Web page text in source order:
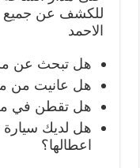
للكشف عن جميع
الاحمد
هل تبحث عن
هل عانيت من
هل تقطن في
هل لديك سيارة
اعطالها؟